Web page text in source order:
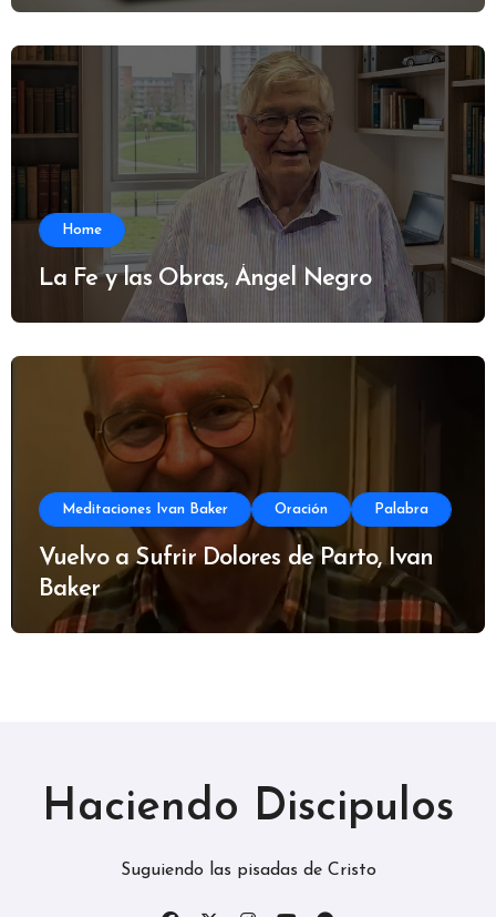
Home
La Fe y las Obras, Ángel Negro
Meditaciones Ivan Baker Oración Palabra
Vuelvo a Sufrir Dolores de Parto, Ivan
Baker
Haciendo Discipulos
Suguiendo las pisadas de Cristo